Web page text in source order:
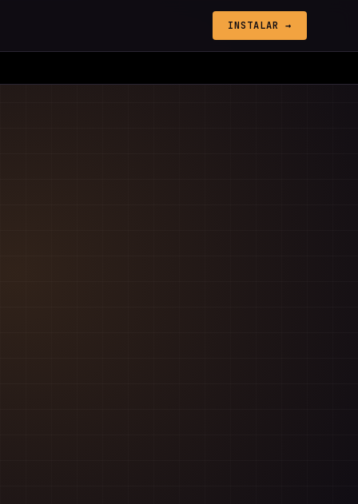
INSTALAR →